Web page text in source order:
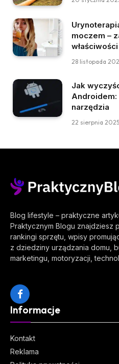
moczem –
właściwości
28 listopada
Jak
narzędzia
22 sierpnia 2025
Blog lifestyle – praktyczne
Praktycznym Blogu znajdziesz
rankingi sprzętu, wpisy
z dziedziny urządzania domu,
marketingu, motoryzacji,
Facebook
Informacje
Kontakt
Reklama